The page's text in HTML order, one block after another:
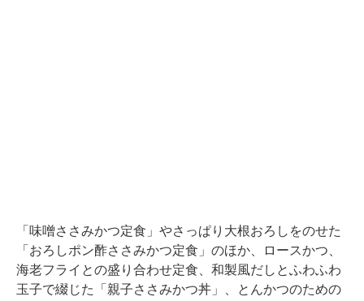
「味噌ささみかつ定食」やさっぱり大根おろしをのせた
「おろしポン酢ささみかつ定食」のほか、ロースかつ、
海老フライとの盛り合わせ定食、和製風だしとふわふわ
玉子で綴じた「親子ささみかつ丼」、とんかつのための